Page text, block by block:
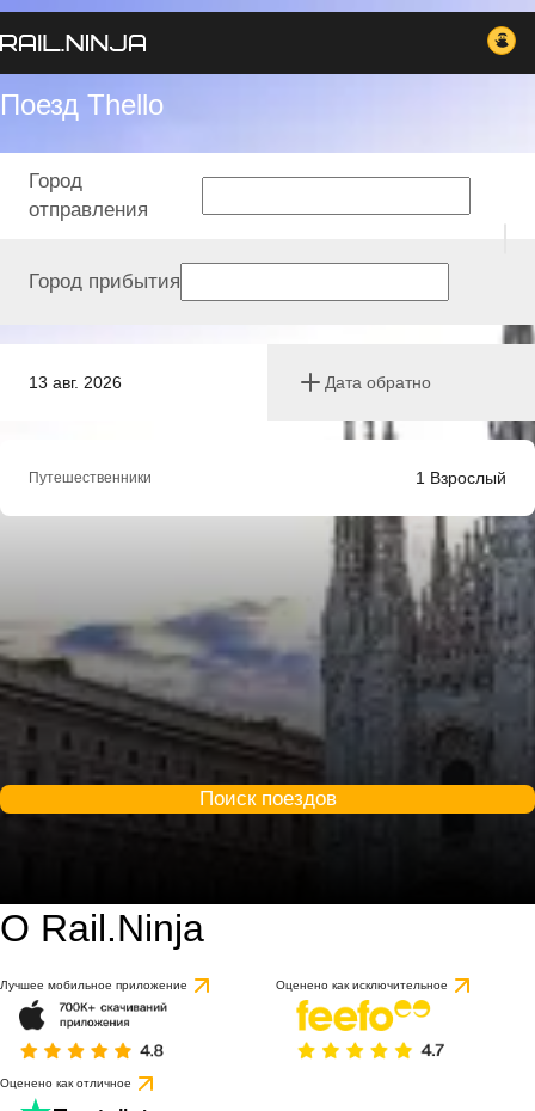
Поезд Thello
13 авг. 2026 Дата обратно
Город
отправления
Город прибытия
Путешественники 1 Взрослый
Поиск поездов
О Rail.Ninja
Лучшее мобильное приложение Оценено как исключительное
Оценено как отличное